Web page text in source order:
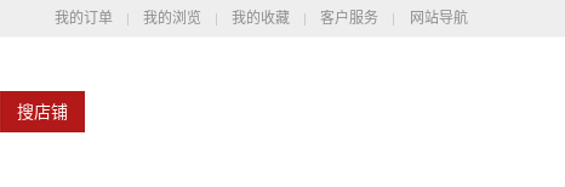
我的订单 我的浏览 我的收藏 客户服务 网站导航
搜店铺